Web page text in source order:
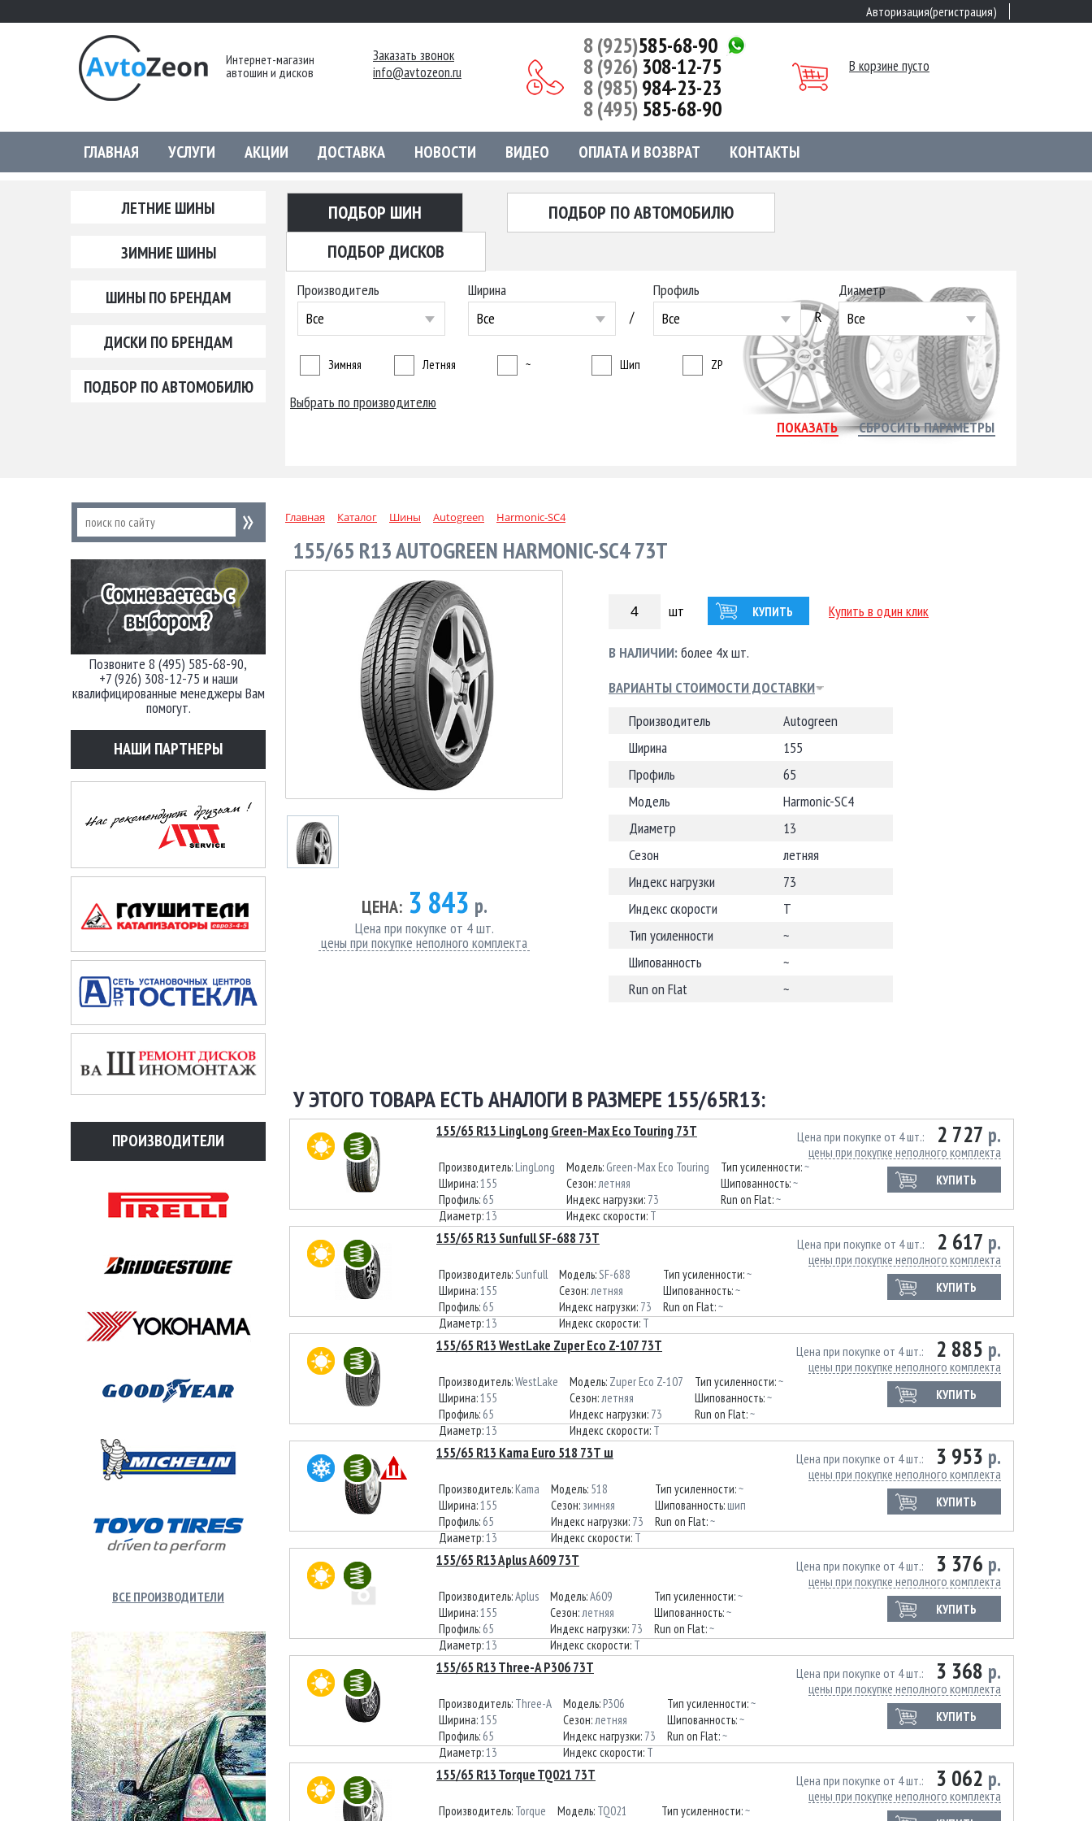
Авторизация(регистрация)
Интернет-магазин
автошин и дисков
Заказать звонок
info@avtozeon.ru
8 (925)585-68-90
8 (926) 308-12-75
8 (985)984-23-23
8 (495) 585-68-90
В корзине пусто
ГЛАВНАЯ УСЛУГИ АКЦИИ ДОСТАВКА НОВОСТИ ВИДЕО ОПЛАТА И ВОЗВРАТ КОНТАКТЫ
ЛЕТНИЕ ШИНЫ
ЗИМНИЕ ШИНЫ
ШИНЫ ПО БРЕНДАМ
ДИСКИ ПО БРЕНДАМ
ПОДБОР ПО АВТОМОБИЛЮ
ПОДБОР ШИН
ПОДБОР ПО АВТОМОБИЛЮ
ПОДБОР ДИСКОВ
Производитель
Все
Ширина
Все
/
Профиль
Все
R
Диаметр
Все
Зимняя Летняя ~ Шип ZP
Выбрать по производителю
Позвоните 8 (495) 585-68-90,
+7 (926) 308-12-75 и наши
квалифицированные менеджеры Вам
помогут.
НАШИ ПАРТНЕРЫ
ПРОИЗВОДИТЕЛИ
ВСЕ ПРОИЗВОДИТЕЛИ
Главная Каталог Шины Autogreen Harmonic-SC4
155/65 R13 AUTOGREEN HARMONIC-SC4 73T
ЦЕНА:3 843 р.
Цена при покупке от 4 шт.
цены при покупке неполного комплекта
шт КУПИТЬ Купить в один клик
В НАЛИЧИИ:более 4х шт.
ВАРИАНТЫ СТОИМОСТИ ДОСТАВКИ
Производитель
Autogreen
Ширина
155
Профиль
65
Модель
Harmonic-SC4
Диаметр
13
Сезон
летняя
Индекс нагрузки
73
Индекс скорости
T
Тип усиленности
~
Шипованность
~
Run on Flat
~
У ЭТОГО ТОВАРА ЕСТЬ АНАЛОГИ В РАЗМЕРЕ 155/65R13:
155/65 R13 LingLong Green-Max Eco Touring 73T 2 727 р.
Цена при покупке от 4 шт.
цены при покупке неполного комплекта
КУПИТЬ
Производитель: LingLong
Ширина:155
Профиль: 65
Диаметр:13
Модель: Green-Max Eco Touring
Сезон:летняя
Индекс нагрузки: 73
Индекс скорости: T
Тип усиленности:~
Шипованность:~
Run on Flat:~
155/65 R13 Sunfull SF-688 73T 2 617 р.
Цена при покупке от 4 шт.
цены при покупке неполного комплекта
КУПИТЬ
Производитель:Sunfull
Ширина:155
Профиль: 65
Диаметр:13
Модель:SF-688
Сезон:летняя
Индекс нагрузки: 73
Индекс скорости: T
Тип усиленности:~
Шипованность:~
Run on Flat:~
155/65 R13 WestLake Zuper Eco Z-107 73T 2 885 р.
Цена при покупке от 4 шт.
цены при покупке неполного комплекта
КУПИТЬ
Производитель:WestLake
Ширина:155
Профиль: 65
Диаметр:13
Модель: Zuper Eco Z-107
Сезон:летняя
Индекс нагрузки: 73
Индекс скорости: T
Тип усиленности:~
Шипованность:~
Run on Flat:~
155/65 R13 Kama Euro 518 73Т ш 3 953 р.
Цена при покупке от 4 шт.
цены при покупке неполного комплекта
КУПИТЬ
Производитель: Kama
Ширина:155
Профиль: 65
Диаметр:13
Модель: 518
Сезон: зимняя
Индекс нагрузки: 73
Индекс скорости: T
Тип усиленности:~
Шипованность: шип
Run on Flat:~
155/65 R13 Aplus A609 73T 3 376 р.
Цена при покупке от 4 шт.
цены при покупке неполного комплекта
КУПИТЬ
Производитель:Aplus
Ширина:155
Профиль: 65
Диаметр:13
Модель:A609
Сезон:летняя
Индекс нагрузки: 73
Индекс скорости: T
Тип усиленности:~
Шипованность:~
Run on Flat:~
155/65 R13 Three-A P306 73T 3 368 р.
Цена при покупке от 4 шт.
цены при покупке неполного комплекта
КУПИТЬ
Производитель: Three-A
Ширина:155
Профиль: 65
Диаметр:13
Модель: P306
Сезон:летняя
Индекс нагрузки: 73
Индекс скорости: T
Тип усиленности:~
Шипованность:~
Run on Flat:~
155/65 R13 Torque TQ021 73T 3 062 р.
Цена при покупке от 4 шт.
цены при покупке неполного комплекта
Производитель: Torque
Модель: TQ021
Тип усиленности:~